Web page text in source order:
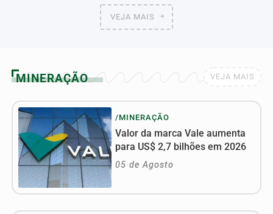
VEJA MAIS
MINERAÇÃO VEJA MAIS
/MINERAÇÃO
Valor da marca Vale aumenta
para US$ 2,7 bilhões em 2026
05 de Agosto